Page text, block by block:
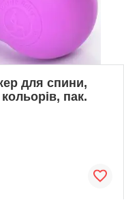
для спини,
пак.